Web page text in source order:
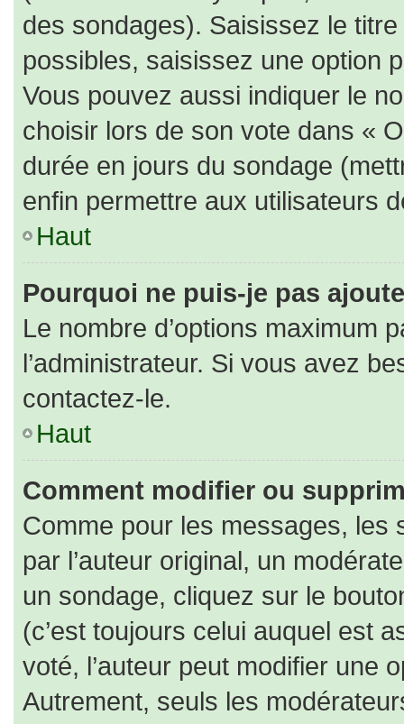
des sondages). Saisissez le
possibles, saisissez une option
Vous pouvez aussi indiquer le
choisir lors de son vote dans «
durée en jours du sondage
enfin permettre aux utilisateurs
Haut
Pourquoi ne puis-je pas
Le nombre d’options maximum
l’administrateur. Si vous avez
contactez-le.
Haut
Comment modifier ou
Comme pour les messages, les
par l’auteur original, un
un sondage, cliquez sur le
(c’est toujours celui auquel est
voté, l’auteur peut modifier une
Autrement, seuls les